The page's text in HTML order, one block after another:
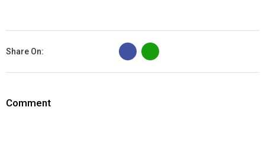
Share On:
B
Comment